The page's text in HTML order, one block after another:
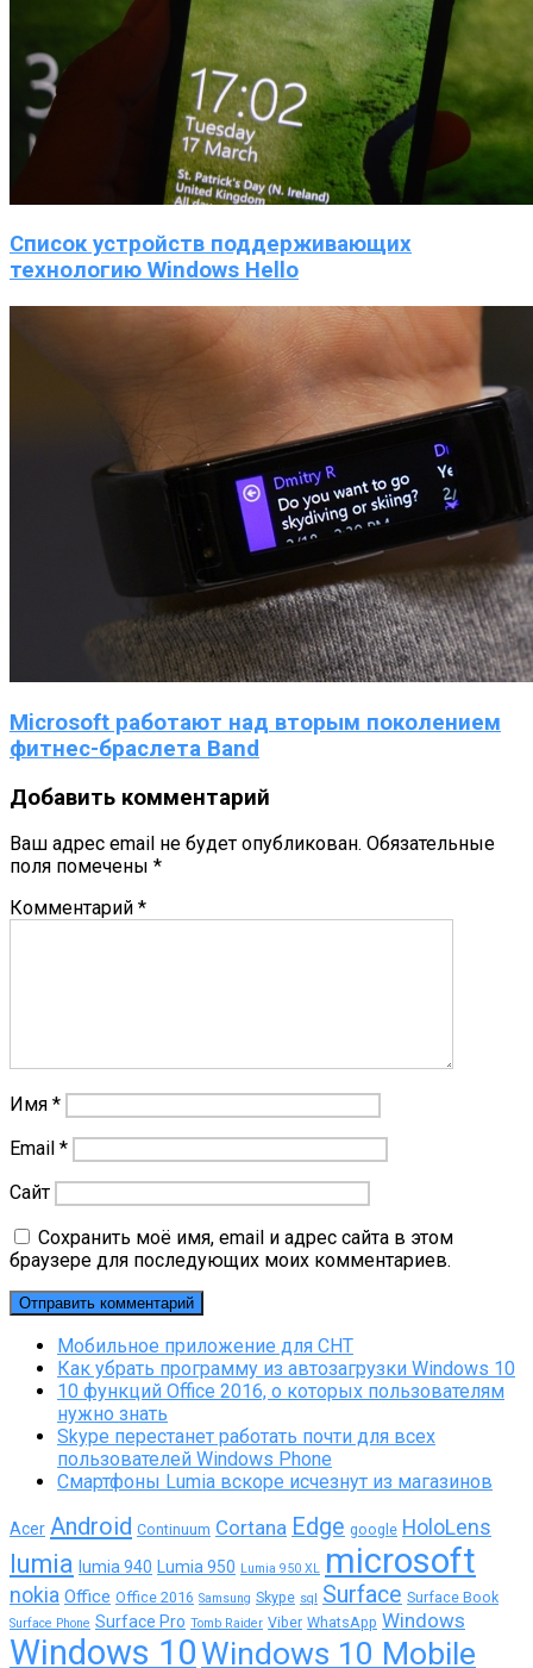
Список устройств поддерживающих
технологию Windows Hello
Microsoft работают над вторым поколением
фитнес-браслета Band
Добавить комментарий
Ваш адрес email не будет опубликован. Обязательные
поля помечены *
Комментарий *
Имя *
Email *
Сайт
Сохранить моё имя, email и адрес сайта в этом
браузере для последующих моих комментариев.
Мобильное приложение для СНТ
Как убрать программу из автозагрузки Windows 10
10 функций Office 2016, о которых пользователям
нужно знать
Skype перестанет работать почти для всех
пользователей Windows Phone
Смартфоны Lumia вскоре исчезнут из магазинов
Acer Android Continuum Cortana Edge google HoloLens
lumia lumia 940 Lumia 950 Lumia 950 XL microsoft
nokia Office Office 2016 Samsung Skype sql Surface Surface Book
Surface Phone Surface Pro Tomb Raider Viber WhatsApp Windows
Windows 10Windows 10 Mobile